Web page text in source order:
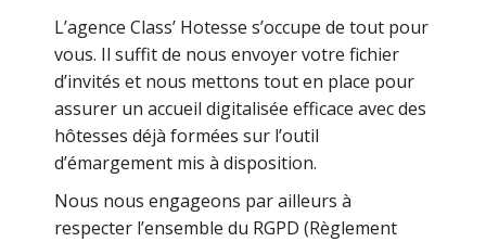
L’agence Class’ Hotesse s’occupe de tout pour
vous. Il suffit de nous envoyer votre fichier
d’invités et nous mettons tout en place pour
assurer un accueil digitalisée efficace avec des
hôtesses déjà formées sur l’outil
d’émargement mis à disposition.
Nous nous engageons par ailleurs à
respecter l’ensemble du RGPD (Règlement